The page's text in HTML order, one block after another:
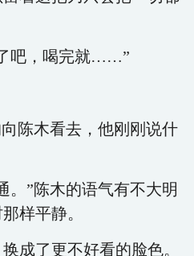
吧，喝完就……”
陈木看去，他刚刚说什
。”陈木的语气有不大明
样平静。
成了更不好看的脸色。